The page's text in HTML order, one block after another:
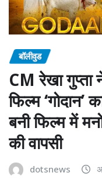
बॉलीवुड
CM रेखा गुप्ता
फिल्म ‘गोदान’
बनी फिल्म में
की वापसी
dotsnews